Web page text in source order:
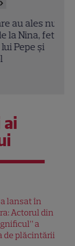
ales nume
fetița
și
lansat în
Actorul din
a
de plăcintării